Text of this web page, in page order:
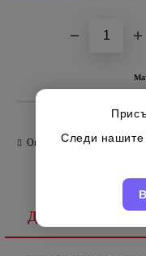
Оцени продукта
Детайлно
Следи нашите